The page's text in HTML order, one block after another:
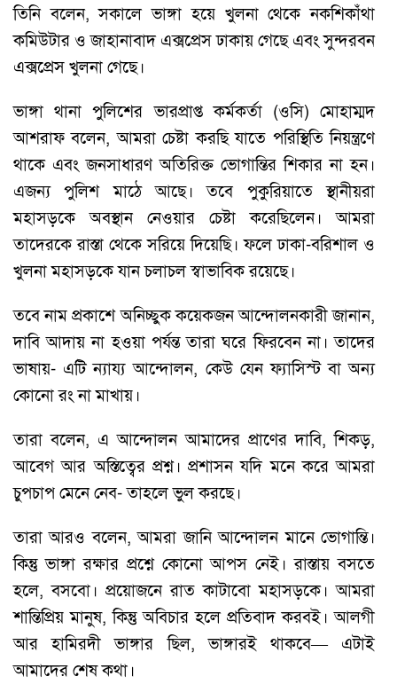
তিনি বলেন, সকালে ভাঙ্গা হয়ে খুলনা থেকে নকশিকাঁথা
কমিউটার ও জাহানাবাদ এক্সপ্রেস ঢাকায় গেছে এবং সুন্দরবন
এক্সপ্রেস খুলনা গেছে।
ভাঙ্গা থানা পুলিশের ভারপ্রাপ্ত কর্মকর্তা (ওসি) মোহাম্মদ
আশরাফ বলেন, আমরা চেষ্টা করছি যাতে পরিস্থিতি নিয়ন্ত্রণে
থাকে এবং জনসাধারণ অতিরিক্ত ভোগান্তির শিকার না হন।
এজন্য পুলিশ মাঠে আছে। তবে পুকুরিয়াতে স্থানীয়রা
মহাসড়কে অবস্থান নেওয়ার চেষ্টা করেছিলেন। আমরা
তাদেরকে রাস্তা থেকে সরিয়ে দিয়েছি। ফলে ঢাকা-বরিশাল ও
খুলনা মহাসড়কে যান চলাচল স্বাভাবিক রয়েছে।
তবে নাম প্রকাশে অনিচ্ছুক কয়েকজন আন্দোলনকারী জানান,
দাবি আদায় না হওয়া পর্যন্ত তারা ঘরে ফিরবেন না। তাদের
ভাষায়- এটি ন্যায্য আন্দোলন, কেউ যেন ফ্যাসিস্ট বা অন্য
কোনো রং না মাখায়।
তারা বলেন, এ আন্দোলন আমাদের প্রাণের দাবি, শিকড়,
আবেগ আর অস্তিত্বের প্রশ্ন। প্রশাসন যদি মনে করে আমরা
চুপচাপ মেনে নেব- তাহলে ভুল করছে।
তারা আরও বলেন, আমরা জানি আন্দোলন মানে ভোগান্তি।
কিন্তু ভাঙ্গা রক্ষার প্রশ্নে কোনো আপস নেই। রাস্তায় বসতে
হলে, বসবো। প্রয়োজনে রাত কাটাবো মহাসড়কে। আমরা
শান্তিপ্রিয় মানুষ, কিন্তু অবিচার হলে প্রতিবাদ করবই। আলগী
আর হামিরদী ভাঙ্গার ছিল, ভাঙ্গারই থাকবে— এটাই
আমাদের শেষ কথা।